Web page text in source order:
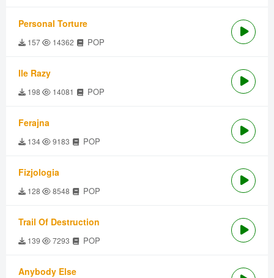
Personal Torture
157 14362 POP
Ile Razy
198 14081 POP
Ferajna
134 9183 POP
Fizjologia
128 8548 POP
Trail Of Destruction
139 7293 POP
Anybody Else